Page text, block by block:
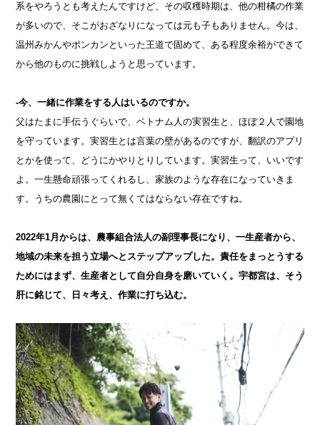
系をやろうとも考えたんですけど、その収穫時期は、他の柑橘の作業
が多いので、そこがおざなりになっては元も子もありません。今は、
温州みかんやポンカンといった王道で固めて、ある程度余裕ができて
から他のものに挑戦しようと思っています。
-今、一緒に作業をする人はいるのですか。
父はたまに手伝うぐらいで、ベトナム人の実習生と、ほぼ２人で園地
を守っています。実習生とは言葉の壁があるのですが、翻訳のアプリ
とかを使って、どうにかやりとりしています。実習生って、いいです
よ。一生懸命頑張ってくれるし、家族のような存在になっていきま
す。うちの農園にとって無くてはならない存在ですね。
2022年1月からは、農事組合法人の副理事長になり、一生産者から、
地域の未来を担う立場へとステップアップした。責任をまっとうする
ためにはまず、生産者として自分自身を磨いていく。宇都宮は、そう
肝に銘じて、日々考え、作業に打ち込む。